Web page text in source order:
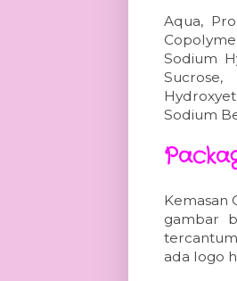
Aqua,
Sodium
Sodium
Kemasan
gambar
ada logo